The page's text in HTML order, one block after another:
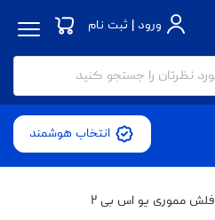
ورود | ثبت نام
انتخاب هوشمند
فلش مموری یو اس بی ۲